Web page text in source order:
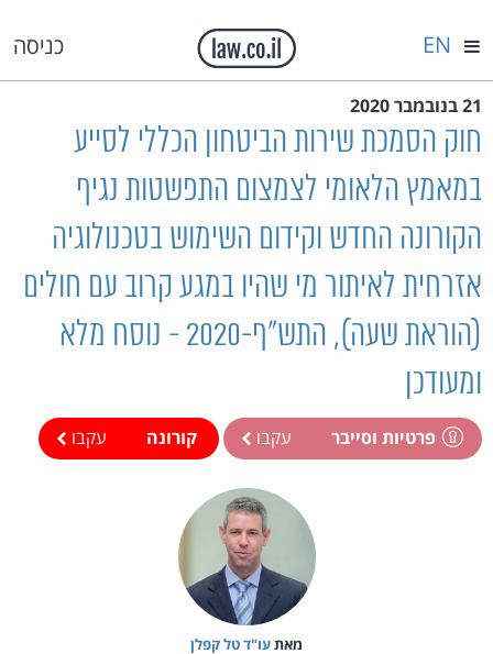
כניסה EN
21 בנובמבר 2020
חוק הסמכת שירות הביטחון הכללי לסייע
במאמץ הלאומי לצמצום התפשטות נגיף
הקורונה החדש וקידום השימוש בטכנולוגיה
אזרחית לאיתור מי שהיו במגע קרוב עם חולים
(הוראת שעה), התש"ף-2020 - נוסח מלא
ומעודכן
פרטיות וסייבר עקבו קורונה עקבו
מאת‏עו"ד טל קפלן